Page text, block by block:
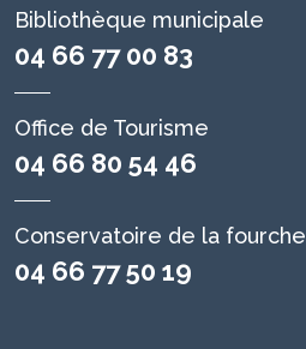
Bibliothèque municipale
04 66 77 00 83
Office de Tourisme
04 66 80 54 46
Conservatoire de la fourche
04 66 77 50 19